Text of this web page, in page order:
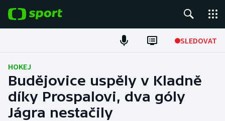
SLEDOVAT
Fotbal
Hokej
Tenis
HOKEJ
Budějovice uspěly v Kladně
díky Prospalovi, dva góly
Jágra nestačily